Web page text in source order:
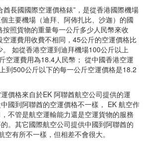
酋長國國際空運價格錶”，是從香港國際機場
主要機場（迪拜、阿佈扎比、沙迦）的國
照貨物的重量每一公斤多少人民幣來收
運費用收費不相同，45公斤的空運價格比
如從香港空運到迪拜機場100公斤以上
空運費用為18.4人民幣； 從中國香港空運
到500公斤以下的每一公斤空運價格是18.2
價格來自於EK 阿聯酋航空公司提供的運
國到阿聯酋的空運價格不一樣， EK 航空作
不管是航空運輸能力還是空運貨物的服務
。其它國際航空公司提供中國到阿聯酋的
空有所不一樣，但相差不會很大。